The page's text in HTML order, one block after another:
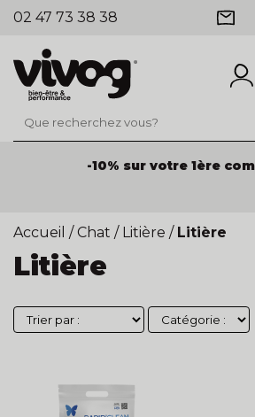
02 47 73 38 38
-10% sur votre 1ère
Accueil / Chat / Litière / Litière
Litière